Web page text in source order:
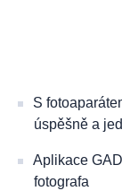
S
úspěšně a
Aplikace
fotografa